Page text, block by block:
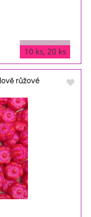
varianty
10 ks, 20 ks
růžové